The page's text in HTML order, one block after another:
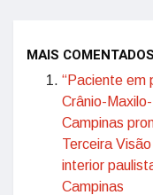
MAIS COMENTADOS
“Paciente em
Crânio-
Campinas
Terceira Visão
interior
Campinas